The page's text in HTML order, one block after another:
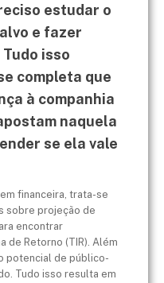
estudar o
e fazer
isso
completa que
à companhia
naquela
se ela vale
financeira, trata-se
sobre projeção de
encontrar
de Retorno (TIR). Além
potencial de público-
Tudo isso resulta em